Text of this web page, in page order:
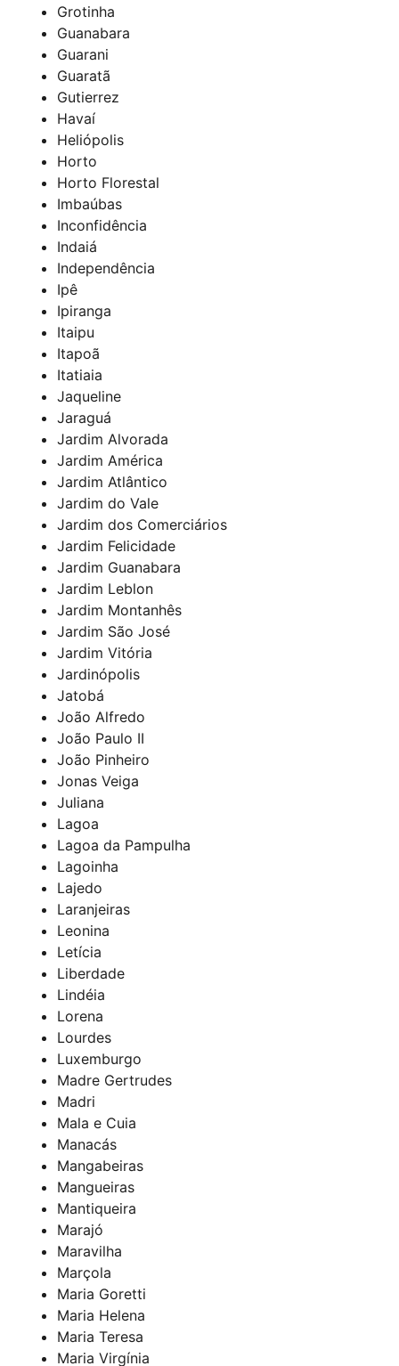
Grotinha
Guanabara
Guarani
Guaratã
Gutierrez
Havaí
Heliópolis
Horto
Horto Florestal
Imbaúbas
Inconfidência
Indaiá
Independência
Ipê
Ipiranga
Itaipu
Itapoã
Itatiaia
Jaqueline
Jaraguá
Jardim Alvorada
Jardim América
Jardim Atlântico
Jardim do Vale
Jardim dos Comerciários
Jardim Felicidade
Jardim Guanabara
Jardim Leblon
Jardim Montanhês
Jardim São José
Jardim Vitória
Jardinópolis
Jatobá
João Alfredo
João Paulo II
João Pinheiro
Jonas Veiga
Juliana
Lagoa
Lagoa da Pampulha
Lagoinha
Lajedo
Laranjeiras
Leonina
Letícia
Liberdade
Lindéia
Lorena
Lourdes
Luxemburgo
Madre Gertrudes
Madri
Mala e Cuia
Manacás
Mangabeiras
Mangueiras
Mantiqueira
Marajó
Maravilha
Marçola
Maria Goretti
Maria Helena
Maria Teresa
Maria Virgínia